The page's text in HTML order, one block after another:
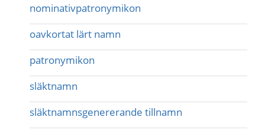
nominativpatronymikon
oavkortat lärt namn
patronymikon
släktnamn
släktnamnsgenererande tillnamn